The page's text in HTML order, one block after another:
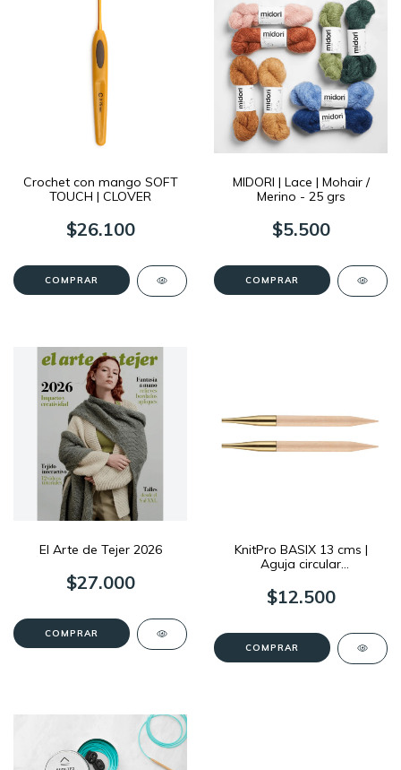
Crochet con mango SOFT
TOUCH | CLOVER
$26.100
COMPRAR
MIDORI | Lace | Mohair /
Merino - 25 grs
$5.500
COMPRAR
El Arte de Tejer 2026
$27.000
KnitPro BASIX 13 cms |
Aguja circular
$12.500
COMPRAR